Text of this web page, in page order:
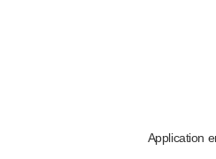
Application